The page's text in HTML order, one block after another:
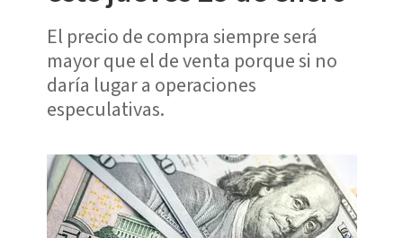
El precio de compra siempre será
mayor que el de venta porque si no
daría lugar a operaciones
especulativas.